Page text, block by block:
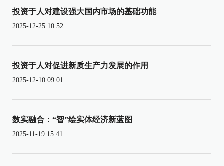
投资于人对建设强大国内市场的基础功能
2025-12-25 10:52
投资于人对促进新质生产力发展的作用
2025-12-10 09:01
数实融合：“智”绘实体经济新蓝图
2025-11-19 15:41